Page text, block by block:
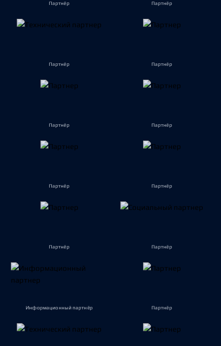
Партнёр Партнёр
Партнёр Партнёр
Партнёр Партнёр
Партнёр Партнёр
Партнёр Партнёр
Информационный партнёр Партнёр